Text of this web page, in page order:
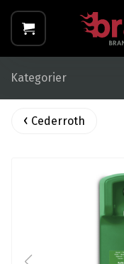
Kategorier
Cederroth